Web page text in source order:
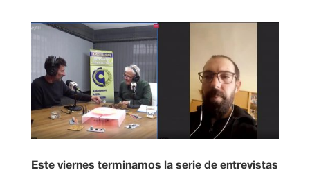
Este viernes terminamos la serie de entrevistas